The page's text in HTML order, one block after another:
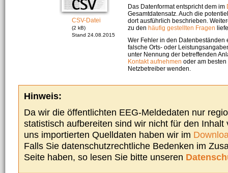
CSV-Datei
(2 kB)
Stand 24.08.2015
Das Datenformat entspricht dem im
Gesamtdatensatz. Auch die
dort ausführlich beschrieben.
zu den häufig gestellten Fragen
Wer Fehler in den Datenbeständen
falsche Orts- oder
unter Nennung der betreffenden
Kontakt aufnehmen oder am
Netzbetreiber wenden.
Hinweis:
Da wir die öffentlichten EEG-Meldedaten nur
statistisch aufbereiten sind wir nicht für den Inhalt
uns importierten Quelldaten haben wir im
Falls Sie datenschutzrechtliche Bedenken im
Seite haben, so lesen Sie bitte unseren